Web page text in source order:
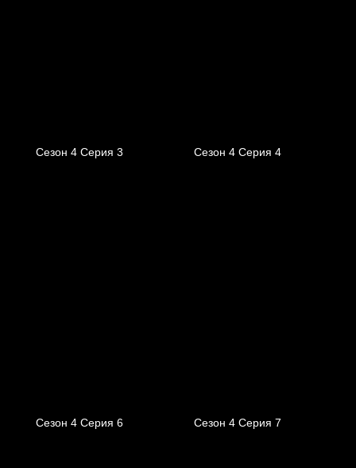
Сезон 4 Серия 3 Сезон 4 Серия 4
Сезон 4 Серия 6 Сезон 4 Серия 7